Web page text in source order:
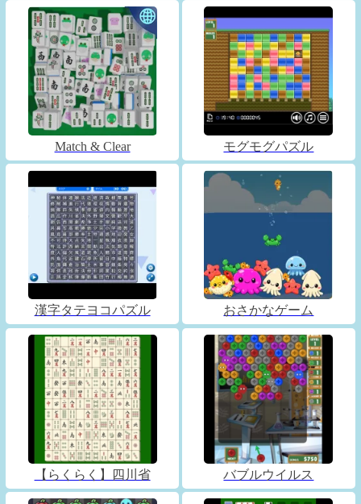
Match & Clear モグモグパズル
漢字タテヨコパズル おさかなゲーム
【らくらく】四川省 バブルウイルス